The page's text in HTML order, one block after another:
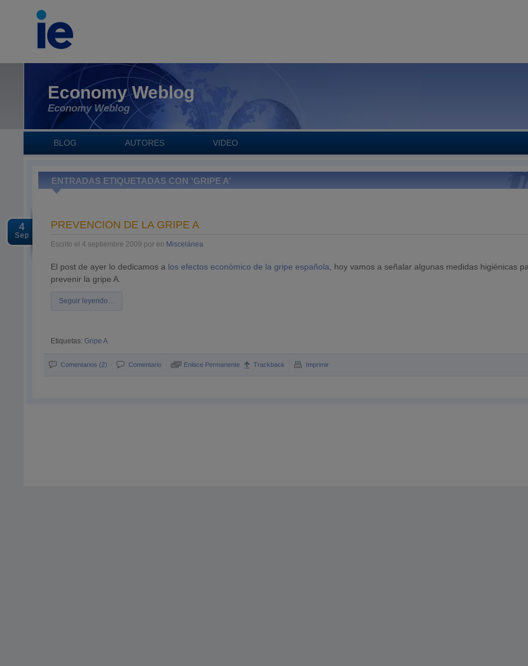
Economy Weblog
Economy Weblog
BLOG AUTORES VIDEO
ENTRADAS ETIQUETADAS CON ‘GRIPE A’
4
Sep
PREVENCIÓN DE LA GRIPE A
Escrito el 4 septiembre 2009 por en Miscelánea
El post de ayer lo dedicamos a los efectos económico de la gripe española , hoy vamos a señalar algunas medidas higiénicas
prevenir la gripe A.
Seguir leyendo…
Etiquetas:Gripe A
Comentarios (2) Comentario Enlace Permanente Trackback Imprimir